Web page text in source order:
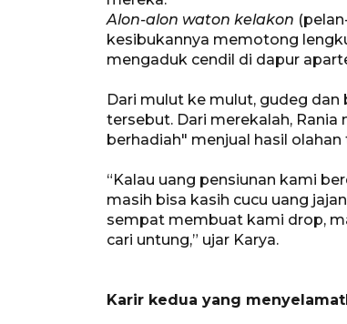
Alon-alon waton kelakon
kesibukannya memotong
mengaduk cendil di dapur
Dari mulut ke mulut, gudeg
tersebut. Dari merekalah,
berhadiah" menjual hasil
“Kalau uang pensiunan kami
masih bisa kasih cucu uang
sempat membuat kami drop,
cari untung,” ujar Karya.
Karir kedua yang